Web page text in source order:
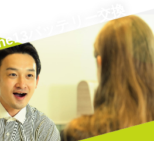
バッテリー交換